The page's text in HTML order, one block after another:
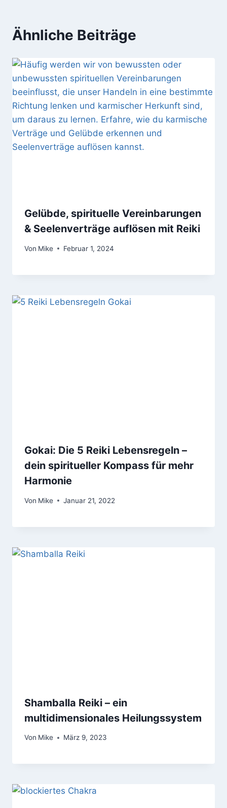
Ähnliche Beiträge
Gelübde, spirituelle Vereinbarungen
& Seelenverträge auflösen mit Reiki
Von Mike Februar 1, 2024
Gokai: Die 5 Reiki Lebensregeln –
dein spiritueller Kompass für mehr
Harmonie
Von Mike Januar 21, 2022
Shamballa Reiki – ein
multidimensionales Heilungssystem
Von Mike März 9, 2023